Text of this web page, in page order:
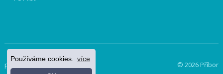
Používáme cookies. více
powered by netnews © 2026 Příbor